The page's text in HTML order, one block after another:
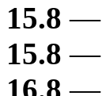
15.8 —
15.8 —